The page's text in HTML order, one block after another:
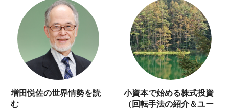
増田悦佐の世界情勢を読
む
小資本で始める株式投資
（回転手法の紹介＆ユー